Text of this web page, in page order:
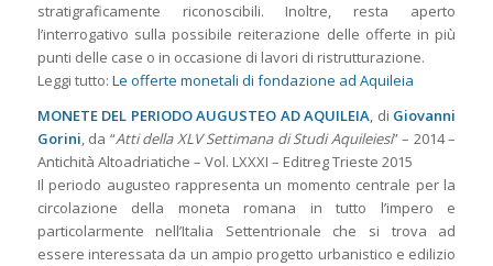
stratigraficamente riconoscibili. Inoltre, resta aperto
l’interrogativo sulla possibile reiterazione delle offerte in più
punti delle case o in occasione di lavori di ristrutturazione.
Leggi tutto: Le offerte monetali di fondazione ad Aquileia
MONETE DEL PERIODO AUGUSTEO AD AQUILEIA, di Giovanni
Gorini, da “Atti della XLV Settimana di Studi Aquileiesi” – 2014 –
Antichità Altoadriatiche – Vol. LXXXI – Editreg Trieste 2015
Il periodo augusteo rappresenta un momento centrale per la
circolazione della moneta romana in tutto l’impero e
particolarmente nell’Italia Settentrionale che si trova ad
essere interessata da un ampio progetto urbanistico e edilizio